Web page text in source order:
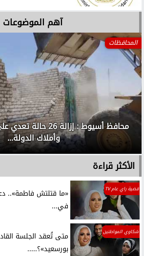
آهم الموضوعات
المحافظات
محافظ أسيوط : إزالة 26
وأملاك الدولة...
الأكثر قراءة
قضية راي عام TV
«ما قتلتش فاطمة»..
في...
شكاوي المواطنين
متى تُعقد الجلسة
بورسعيد»؟.....